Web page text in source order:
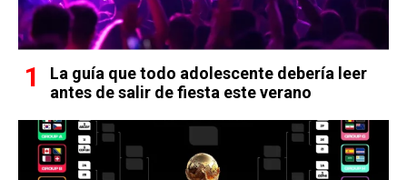
La guía que todo adolescente debería leer
antes de salir de fiesta este verano